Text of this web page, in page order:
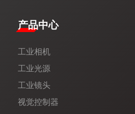
产品中心
工业相机
工业光源
工业镜头
视觉控制器